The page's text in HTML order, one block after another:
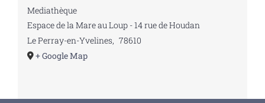
Mediathèque
Espace de la Mare au Loup - 14 rue de Houdan
Le Perray-en-Yvelines, 78610
+ Google Map